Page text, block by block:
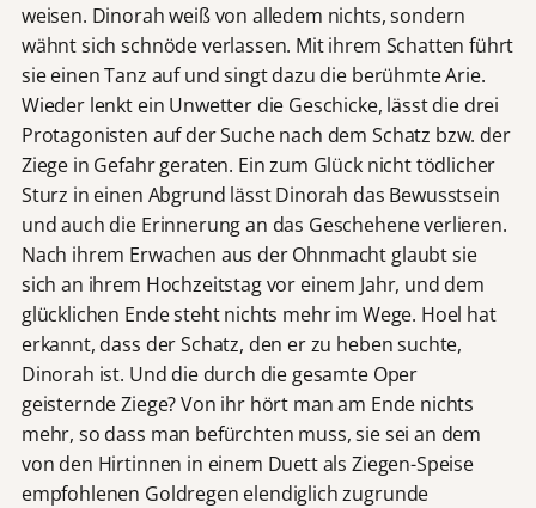
weisen. Dinorah weiß von alledem nichts, sondern
wähnt sich schnöde verlassen. Mit ihrem Schatten führt
sie einen Tanz auf und singt dazu die berühmte Arie.
Wieder lenkt ein Unwetter die Geschicke, lässt die drei
Protagonisten auf der Suche nach dem Schatz bzw. der
Ziege in Gefahr geraten. Ein zum Glück nicht tödlicher
Sturz in einen Abgrund lässt Dinorah das Bewusstsein
und auch die Erinnerung an das Geschehene verlieren.
Nach ihrem Erwachen aus der Ohnmacht glaubt sie
sich an ihrem Hochzeitstag vor einem Jahr, und dem
glücklichen Ende steht nichts mehr im Wege. Hoel hat
erkannt, dass der Schatz, den er zu heben suchte,
Dinorah ist. Und die durch die gesamte Oper
geisternde Ziege? Von ihr hört man am Ende nichts
mehr, so dass man befürchten muss, sie sei an dem
von den Hirtinnen in einem Duett als Ziegen-Speise
empfohlenen Goldregen elendiglich zugrunde